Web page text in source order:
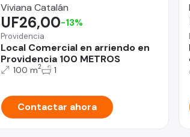
Viviana Catalán
Providencia
Local Comercial en arriendo en
Providencia 100 METROS
UF26,00-13%
100 m2 1
Contactar ahora